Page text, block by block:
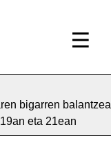
bigarren balantzea
eta 21ean